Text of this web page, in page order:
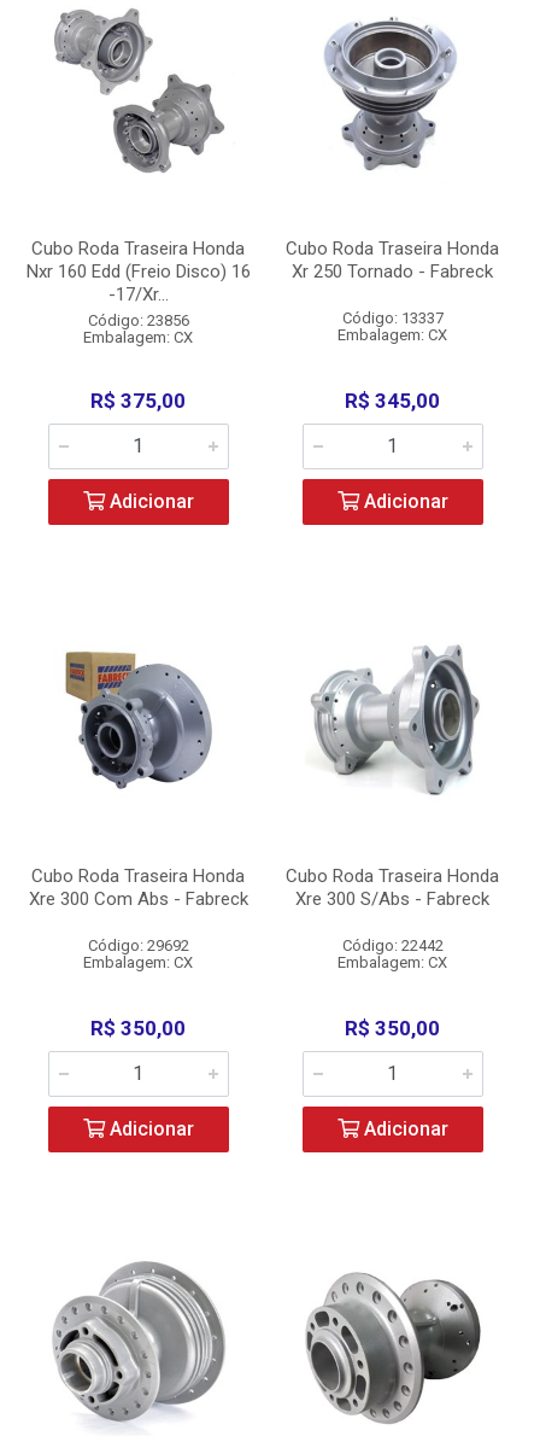
Cubo Roda Traseira Honda
Nxr 160 Edd (Freio Disco) 16
-17/Xr...
Código: 23856
Embalagem: CX
R$ 375,00
Adicionar
Cubo Roda Traseira Honda
Xr 250 Tornado - Fabreck
Código: 13337
Embalagem: CX
R$ 345,00
Adicionar
Cubo Roda Traseira Honda
Xre 300 Com Abs - Fabreck
Código: 29692
Embalagem: CX
R$ 350,00
Adicionar
Cubo Roda Traseira Honda
Xre 300 S/Abs - Fabreck
Código: 22442
Embalagem: CX
R$ 350,00
Adicionar